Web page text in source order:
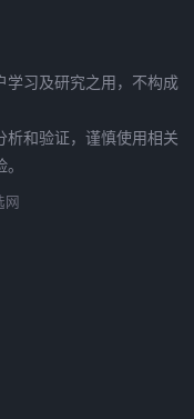
学习及研究之用，不构成
析和验证，谨慎使用相关
网